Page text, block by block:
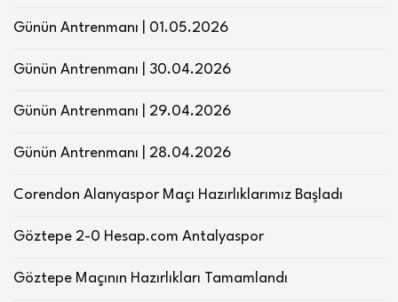
Günün Antrenmanı | 01.05.2026
Günün Antrenmanı | 30.04.2026
Günün Antrenmanı | 29.04.2026
Günün Antrenmanı | 28.04.2026
Corendon Alanyaspor Maçı Hazırlıklarımız Başladı
Göztepe 2-0 Hesap.com Antalyaspor
Göztepe Maçının Hazırlıkları Tamamlandı